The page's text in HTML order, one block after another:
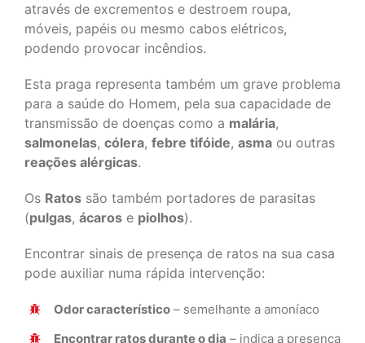
através de excrementos e destroem roupa,
móveis, papéis ou mesmo cabos elétricos,
podendo provocar incêndios.
Esta praga representa também um grave problema
para a saúde do Homem, pela sua capacidade de
transmissão de doenças como a malária,
salmonelas, cólera, febre tifóide, asma ou outras
reações alérgicas.
Os Ratos são também portadores de parasitas
(pulgas, ácaros e piolhos).
Encontrar sinais de presença de ratos na sua casa
pode auxiliar numa rápida intervenção:
Odor característico – semelhante a amoníaco
Encontrar ratos durante o dia – indica a presença